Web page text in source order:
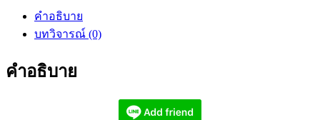
เหรียญ
คำอธิบาย
บทวิจารณ์ (0)
คำอธิบาย